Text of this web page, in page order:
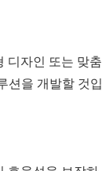
디자인 또는 맞춤
션을 개발할 것입